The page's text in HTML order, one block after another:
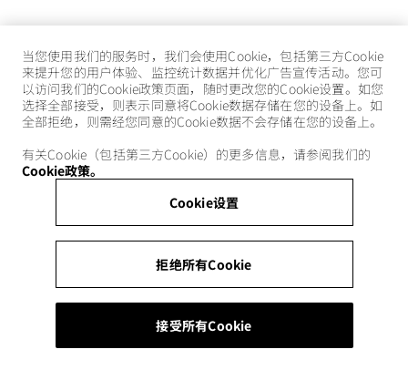
当您使用我们的服务时，我们会使用Cookie，包括第三方Cookie
来提升您的用户体验、监控统计数据并优化广告宣传活动。您可
以访问我们的Cookie政策页面，随时更改您的Cookie设置。如您
选择全部接受，则表示同意将Cookie数据存储在您的设备上。如
全部拒绝，则需经您同意的Cookie数据不会存储在您的设备上。
有关Cookie（包括第三方Cookie）的更多信息，请参阅我们的
Cookie政策。
Cookie设置
拒绝所有Cookie
接受所有Cookie